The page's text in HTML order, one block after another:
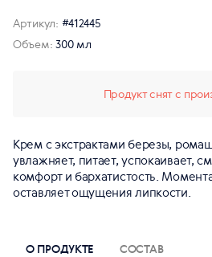
Крем с экстрактами березы,
увлажняет, питает, успокаивает,
комфорт и бархатистость.
оставляет ощущения липкости.
Продукт снят с
Артикул: #412445
Объем: 300 мл
О ПРОДУКТЕ СОСТАВ